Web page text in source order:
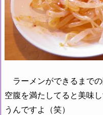
ラーメンができるまで
空腹を満たしてると美味
うんですよ（笑）